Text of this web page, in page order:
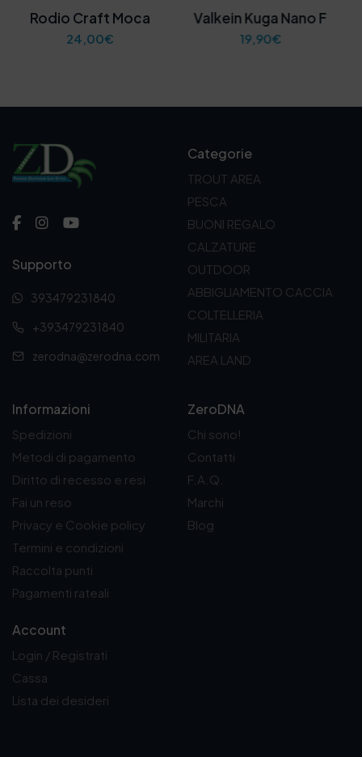
Valkein Kuga Nano F
19,90€
Yarie T-Crankup JR
18,50€
Supporto
393479231840
+393479231840
zerodna@zerodna.com
Categorie
TROUT AREA
PESCA
BUONI REGALO
CALZATURE
OUTDOOR
ABBIGLIAMENTO CACCIA
COLTELLERIA
MILITARIA
AREA LAND
Informazioni
Spedizioni
Metodi di pagamento
Diritto di recesso e resi
Fai un reso
Privacy e Cookie policy
Termini e condizioni
Raccolta punti
Pagamenti rateali
Account
Login / Registrati
Cassa
Lista dei desideri
ZeroDNA
Chi sono!
Contatti
F.A.Q.
Marchi
Blog